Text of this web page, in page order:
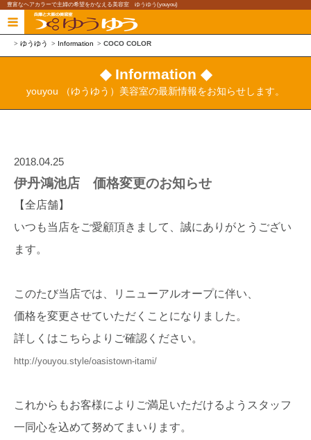
豊富なヘアカラーで主婦の希望をかなえる美容室 ゆうゆう(youyou)
ゆうゆう Information COCO COLOR
◆ Information ◆
youyou （ゆうゆう）美容室の最新情報をお知らせします。
2018.04.25
伊丹鴻池店 価格変更のお知らせ
【全店舗】
いつも当店をご愛顧頂きまして、誠にありがとうござい
ます。
このたび当店では、リニューアルオープに伴い、
価格を変更させていただくことになりました。
詳しくはこちらよりご確認ください。
http://youyou.style/oasistown-itami/
これからもお客様によりご満足いただけるようスタッフ
一同心を込めて努めてまいります。